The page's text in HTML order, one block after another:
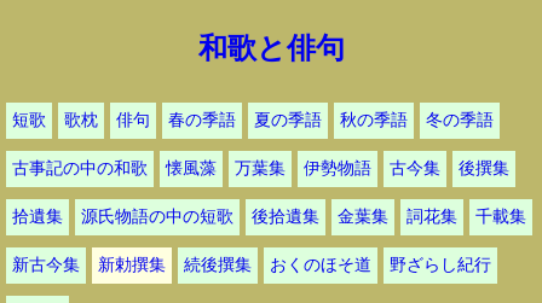
和歌と俳句
短歌 歌枕 俳句 春の季語 夏の季語 秋の季語 冬の季語
古事記の中の和歌 懐風藻 万葉集 伊勢物語 古今集 後撰集
拾遺集 源氏物語の中の短歌 後拾遺集 金葉集 詞花集 千載集
新古今集 新勅撰集 続後撰集 おくのほそ道 野ざらし紀行